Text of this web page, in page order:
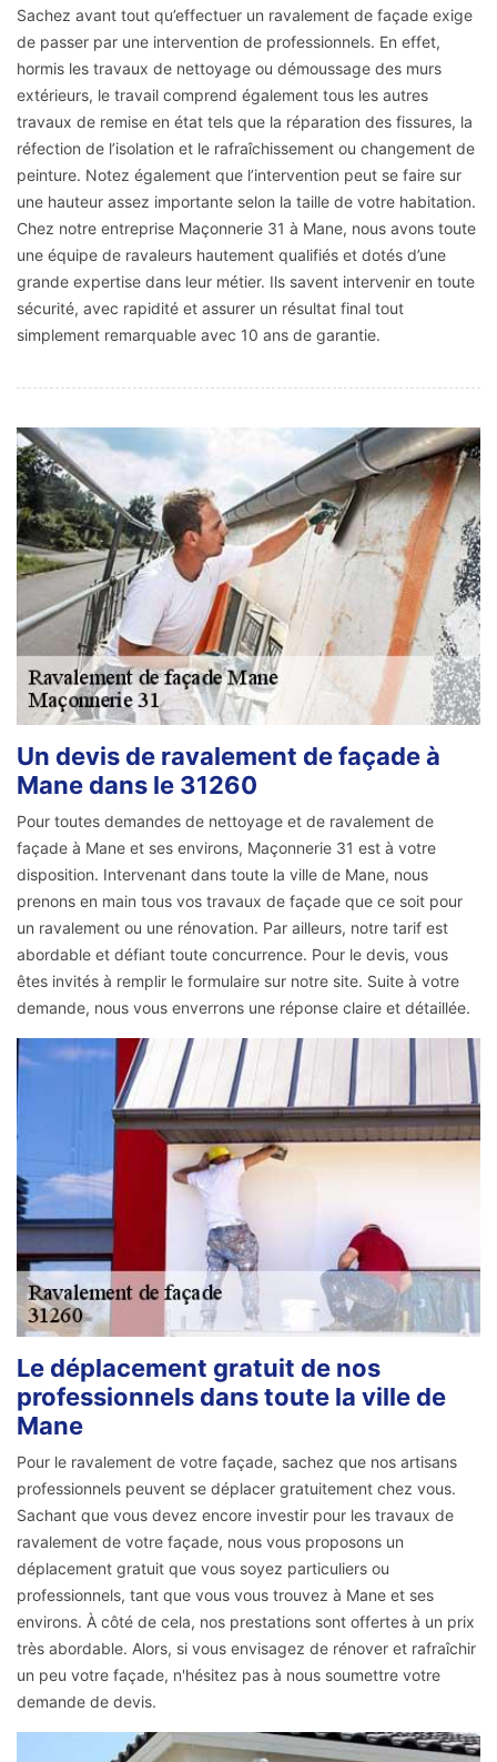
Sachez avant tout qu’effectuer un ravalement de façade exige
de passer par une intervention de professionnels. En effet,
hormis les travaux de nettoyage ou démoussage des murs
extérieurs, le travail comprend également tous les autres
travaux de remise en état tels que la réparation des fissures, la
réfection de l’isolation et le rafraîchissement ou changement de
peinture. Notez également que l’intervention peut se faire sur
une hauteur assez importante selon la taille de votre habitation.
Chez notre entreprise Maçonnerie 31 à Mane, nous avons toute
une équipe de ravaleurs hautement qualifiés et dotés d’une
grande expertise dans leur métier. Ils savent intervenir en toute
sécurité, avec rapidité et assurer un résultat final tout
simplement remarquable avec 10 ans de garantie.
Un devis de ravalement de façade à
Mane dans le 31260
Pour toutes demandes de nettoyage et de ravalement de
façade à Mane et ses environs, Maçonnerie 31 est à votre
disposition. Intervenant dans toute la ville de Mane, nous
prenons en main tous vos travaux de façade que ce soit pour
un ravalement ou une rénovation. Par ailleurs, notre tarif est
abordable et défiant toute concurrence. Pour le devis, vous
êtes invités à remplir le formulaire sur notre site. Suite à votre
demande, nous vous enverrons une réponse claire et détaillée.
Le déplacement gratuit de nos
professionnels dans toute la ville de
Mane
Pour le ravalement de votre façade, sachez que nos artisans
professionnels peuvent se déplacer gratuitement chez vous.
Sachant que vous devez encore investir pour les travaux de
ravalement de votre façade, nous vous proposons un
déplacement gratuit que vous soyez particuliers ou
professionnels, tant que vous vous trouvez à Mane et ses
environs. À côté de cela, nos prestations sont offertes à un prix
très abordable. Alors, si vous envisagez de rénover et rafraîchir
un peu votre façade, n'hésitez pas à nous soumettre votre
demande de devis.